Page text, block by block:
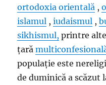
ortodoxia orientală ,
islamul ,iudaismul ,
sikhismul, printre
țară
populație este
de duminică a scăzut